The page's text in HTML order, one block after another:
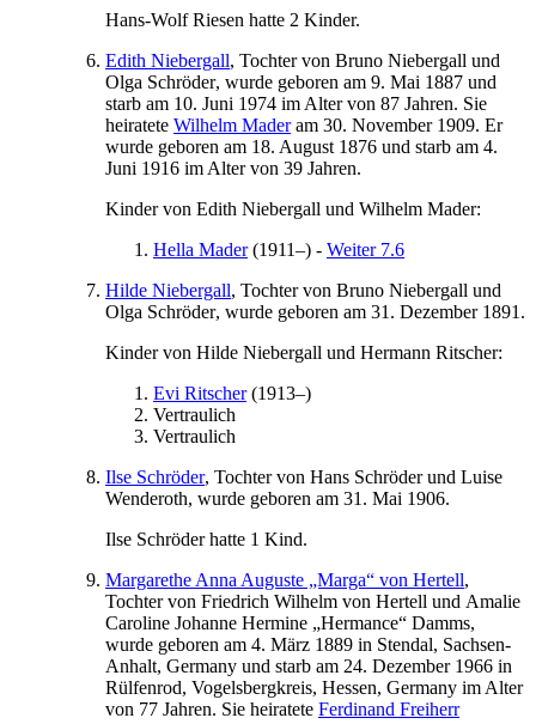
Hans-WolfRiesen hatte 2 Kinder.
Edith Niebergall, Tochter von Bruno Niebergall und
Olga Schröder, wurde geboren am 9. Mai 1887 und
starb am 10. Juni 1974 im Alter von 87 Jahren. Sie
heiratete Wilhelm Maderam 30. November 1909. Er
wurde geboren am 18. August 1876 und starb am 4.
Juni 1916 im Alter von 39 Jahren.
Kinder von Edith Niebergall und Wilhelm Mader:
Hella Mader(1911–) - Weiter 7.6
Hilde Niebergall, Tochter von Bruno Niebergall und
Olga Schröder, wurde geboren am 31. Dezember 1891 .
Kinder von Hilde Niebergall und Hermann Ritscher:
Evi Ritscher(1913–)
Vertraulich
Vertraulich
Ilse Schröder, Tochter von Hans Schröderund Luise
Wenderoth, wurde geboren am 31. Mai 1906.
Ilse Schröderhatte 1 Kind.
Margarethe Anna Auguste „Marga“ von Hertell,
Tochter von Friedrich Wilhelm von Hertell und Amalie
Caroline Johanne Hermine „Hermance“ Damms,
wurde geboren am 4. März 1889 in Stendal, Sachsen-
Anhalt, Germany und starb am 24. Dezember 1966 in
Rülfenrod, Vogelsbergkreis, Hessen, Germany im Alter
von 77 Jahren. Sie heiratete Ferdinand Freiherr